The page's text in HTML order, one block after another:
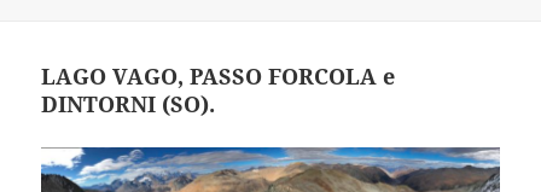
LAGO VAGO, PASSO FORCOLA e
DINTORNI (SO).